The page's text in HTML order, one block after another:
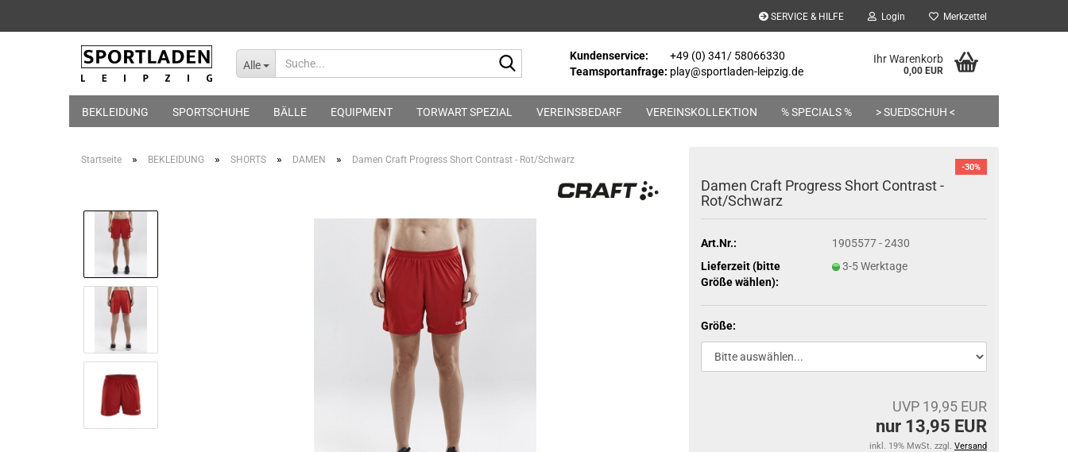
SERVICE & HILFE Login Merkzettel
Alle
Kundenservice:
+49 (0) 341/ 58066330
Teamsportanfrage: play@sportladen-leipzig.de
Ihr Warenkorb
0,00 EUR
BEKLEIDUNG SPORTSCHUHE BÄLLE EQUIPMENT TORWART SPEZIAL VEREINSBEDARF VEREINSKOLLEKTION % SPECIALS % > SUEDSCHUH <
Startseite » BEKLEIDUNG » SHORTS » DAMEN » Damen Craft Progress Short Contrast - Rot/Schwarz
-30%
Damen Craft Progress Short Contrast -
Rot/Schwarz
Art.Nr.:
1905577 - 2430
Lieferzeit (bitte
Größe wählen):
3-5 Werktage
Größe:
UVP 19,95 EUR
nur 13,95 EUR
inkl. 19% MwSt. zzgl. Versand